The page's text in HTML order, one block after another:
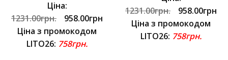
Ціна:
1231.00грн.
958.00грн
Ціна з промокодом
LITO26: 758грн.
1231.00грн.
958.00грн
Ціна з промокодом
LITO26: 758грн.